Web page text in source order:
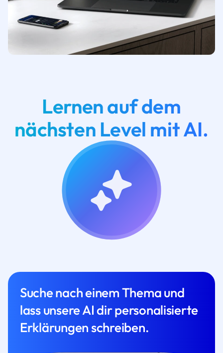
Lernen auf dem
nächsten Level mit AI.
Suche nach einem Thema und
lass unsere AI dir personalisierte
Erklärungen schreiben.